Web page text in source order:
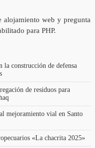
alojamiento web y pregunta
para PHP.
la construcción de defensa
de residuos para
mejoramiento vial en Santo
«La chacrita 2025»